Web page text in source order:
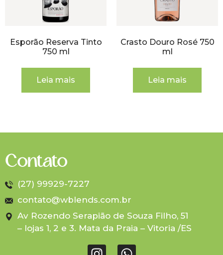
Esporão Reserva Tinto
750 ml
Leia mais
Crasto Douro Rosé 750
ml
Leia mais
Contato
(27) 99929-7227
contato@wblends.com.br
Av Rozendo Serapião de Souza Filho, 51
– lojas 1, 2 e 3. Mata da Praia – Vitoria /ES